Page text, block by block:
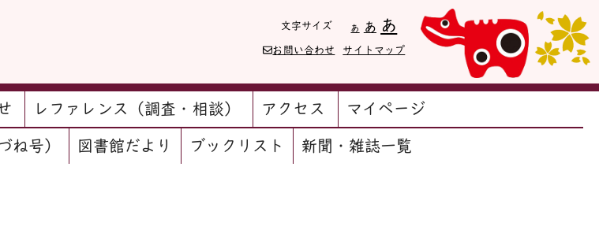
文字サイズ あ
Decrease
font
size.
あ Reset
あ Increase
font
お問い合わせ サイトマップ
レファレンス（調査・相談） アクセス マイページ
ね号） 図書館だより ブックリスト 新聞・雑誌一覧